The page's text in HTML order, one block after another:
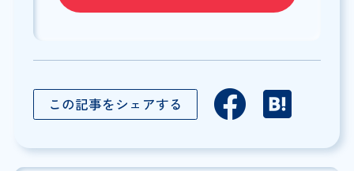
この記事をシェアする